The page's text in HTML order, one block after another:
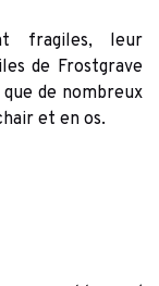
fragiles, leur
de Frostgrave
de nombreux
et en os.